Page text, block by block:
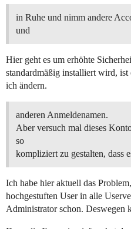
in Ruhe und nimm andere
und
Hier geht es um erhöhte
standardmäßig installiert wird, ist
ich ändern.
anderen Anmeldenamen.
Aber versuch mal dieses
so
kompliziert zu gestalten, dass
Ich habe hier aktuell das
hochgestuften User in alle
Administrator schon. Deswegen